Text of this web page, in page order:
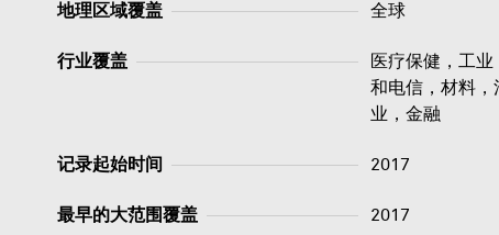
地理区域覆盖 全球
行业覆盖
医疗保健，工
和电信，材料
业，金融
记录起始时间 2017
最早的大范围覆盖 2017